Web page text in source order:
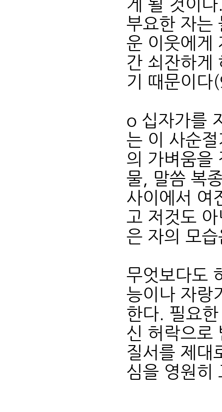
게 될 것이
부요한 자는
운 이웃에게
간 쇠잔하게
기 때문이
o 십자가를
는 이 사순
의 가벼움을
물, 말씀 복
사이에서 여
고 저것도
은 자의 모
무엇보다도
능이나 자랑
한다. 필요
신 허락으로
질서를 제대
심을 영원히